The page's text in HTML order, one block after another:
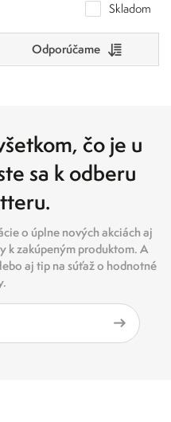
Skladom
Odporúčame
375
čo je u
sa k odberu
o úplne nových akciách aj
k zakúpeným produktom. A
aj tip na súťaž o hodnotné